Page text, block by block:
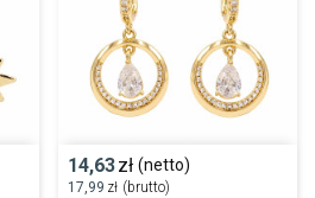
14,63zł (netto)
17,99 zł (brutto)